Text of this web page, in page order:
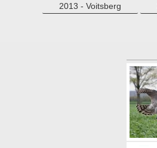
2013 - Voitsberg